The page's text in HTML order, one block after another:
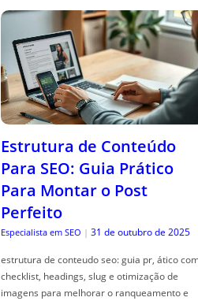
Estrutura de Conteúdo
Para SEO: Guia Prático
Para Montar o Post
Perfeito
Especialista em SEO | 31 de outubro de 2025
estrutura de conteudo seo: guia pr, ático
checklist, headings, slug e otimização de
imagens para melhorar o ranqueamento e